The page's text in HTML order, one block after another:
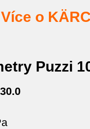
Více o
Puzzi